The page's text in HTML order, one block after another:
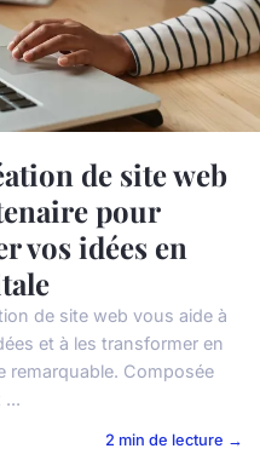
de site web
pour
vos idées en
de site web vous aide à
et à les transformer en
remarquable. Composée
...
2 min de lecture →